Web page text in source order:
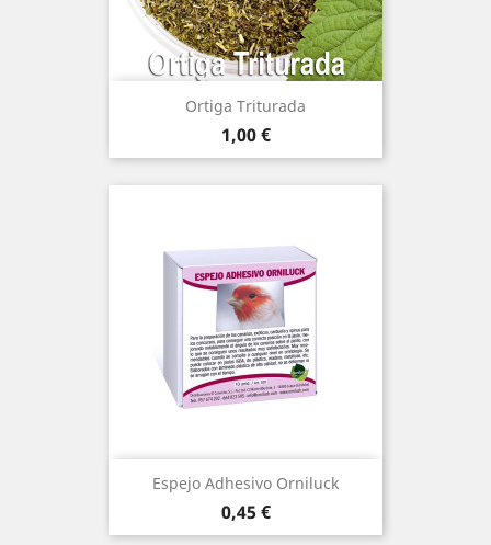
Ortiga Triturada
Precio
1,00 €
Espejo Adhesivo Orniluck
Precio
0,45 €